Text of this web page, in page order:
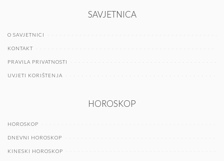
SAVJETNICA
O SAVJETNICI
KONTAKT
PRAVILA PRIVATNOSTI
UVJETI KORIŠTENJA
HOROSKOP
HOROSKOP
DNEVNI HOROSKOP
KINESKI HOROSKOP